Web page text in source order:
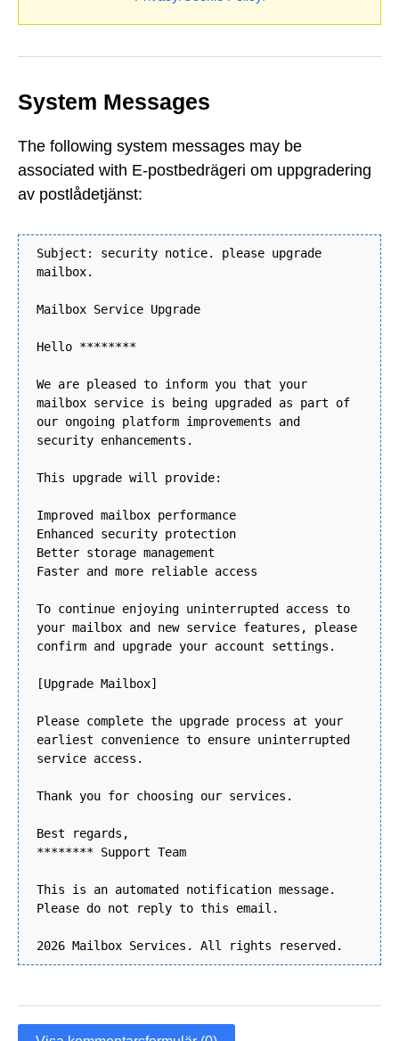
System Messages
The following system messages may be
associated with E-postbedrägeri om uppgradering
av postlådetjänst:
Subject: security notice. please upgrade
mailbox.
Mailbox Service Upgrade
Hello ********
We are pleased to inform you that your
mailbox service is being upgraded as part of
our ongoing platform improvements and
security enhancements.
This upgrade will provide:
Improved mailbox performance
Enhanced security protection
Better storage management
Faster and more reliable access
To continue enjoying uninterrupted access to
your mailbox and new service features, please
confirm and upgrade your account settings.
[Upgrade Mailbox]
Please complete the upgrade process at your
earliest convenience to ensure uninterrupted
service access.
Thank you for choosing our services.
Best regards,
******** Support Team
This is an automated notification message.
Please do not reply to this email.
2026 Mailbox Services. All rights reserved.